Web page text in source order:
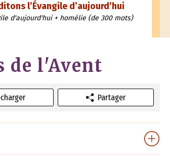
l’Évangile d’aujourd’hui
d'aujourd'hui + homélie (de 300 mots)
de l'Avent
Partager